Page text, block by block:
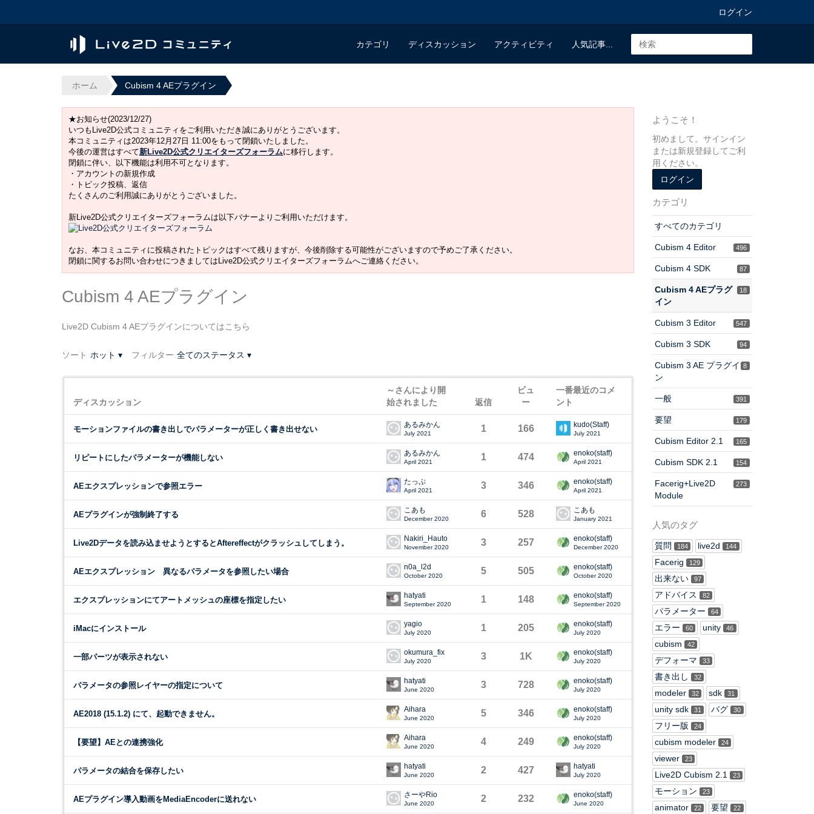
ログイン
カテゴリ ディスカッション アクティビティ 人気記事...
ホーム Cubism 4 AEプラグイン
★お知らせ(2023/12/27)
いつもLive2D公式コミュニティをご利用いただき誠にありがとうございます。
本コミュニティは2023年12月27日 11:00をもって閉鎖いたしました。
今後の運営はすべて新Live2D公式クリエイターズフォーラムに移行します。
閉鎖に伴い、以下機能は利用不可となります。
・アカウントの新規作成
・トピック投稿、返信
たくさんのご利用誠にありがとうございました。
新Live2D公式クリエイターズフォーラムは以下バナーよりご利用いただけます。
なお、本コミュニティに投稿されたトピックはすべて残りますが、今後削除する可能性がございますので予めご了承ください。
閉鎖に関するお問い合わせにつきましてはLive2D公式クリエイターズフォーラムへご連絡ください。
Cubism 4 AEプラグイン
Live2D Cubism 4 AEプラグインについてはこちら
ソート ホット ▾ フィルター 全てのステータス ▾
ス
ディスカッション
～さんにより開
始されました
返信
ビュ
ー
一番最近のコメ
ント
モーションファイルの書き出しでパラメーターが正しく書き出せない あるみかん
July 2021 1 166 kudo(Staff)
July 2021
リピートにしたパラメーターが機能しない あるみかん
April 2021 1 474 enoko(staff)
April 2021
AEエクスプレッションで参照エラー たっぷ
April 2021 3 346 enoko(staff)
April 2021
AEプラグインが強制終了する こあも
December 2020 6 528 こあも
January 2021
Live2Dデータを読み込ませようとするとAftereffectがクラッシュしてしまう。 Nakiri_Hauto
November 2020 3 257 enoko(staff)
December 2020
AEエクスプレッション 異なるパラメータを参照したい場合 n0a_l2d
October 2020 5 505 enoko(staff)
October 2020
エクスプレッションにてアートメッシュの座標を指定したい hatyati
September 2020 1 148 enoko(staff)
September 2020
iMacにインストール yagio
July 2020 1 205 enoko(staff)
July 2020
一部パーツが表示されない okumura_fix
July 2020 3 1K enoko(staff)
July 2020
パラメータの参照レイヤーの指定について hatyati
June 2020 3 728 enoko(staff)
July 2020
AE2018 (15.1.2) にて、起動できません。 Aihara
June 2020 5 346 enoko(staff)
July 2020
【要望】AEとの連携強化 Aihara
June 2020 4 249 enoko(staff)
July 2020
パラメータの結合を保存したい hatyati
June 2020 2 427 hatyati
July 2020
AEプラグイン導入動画をMediaEncoderに送れない さーやRio
June 2020 2 232 enoko(staff)
June 2020
ようこそ！
初めまして。サインイン
または新規登録してご利
用ください。
ログイン
カテゴリ
すべてのカテゴリ
496
Cubism 4 Editor
87
Cubism 4 SDK
18
Cubism 4 AEプラグ
イン
547
Cubism 3 Editor
94
Cubism 3 SDK
8
Cubism 3 AE プラグイ
ン
391
一般
179
要望
165
Cubism Editor 2.1
154
Cubism SDK 2.1
273
Facerig+Live2D
Module
人気のタグ
質問 184 live2d 144
Facerig 129
出来ない 97
アドバイス 82
パラメーター 64
エラー 60 unity 46
cubism 42
デフォーマ 33
書き出し 32
modeler 32 sdk 31
unity sdk 31 バグ 30
フリー版 24
cubism modeler 24
viewer 23
Live2D Cubism 2.1 23
モーション 23
animator 22 要望 22